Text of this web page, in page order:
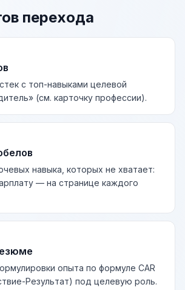
перехода
с топ-навыками целевой
(см. карточку профессии).
навыка, которых не хватает:
— на странице каждого
опыта по формуле CAR
Результат) под целевую роль.